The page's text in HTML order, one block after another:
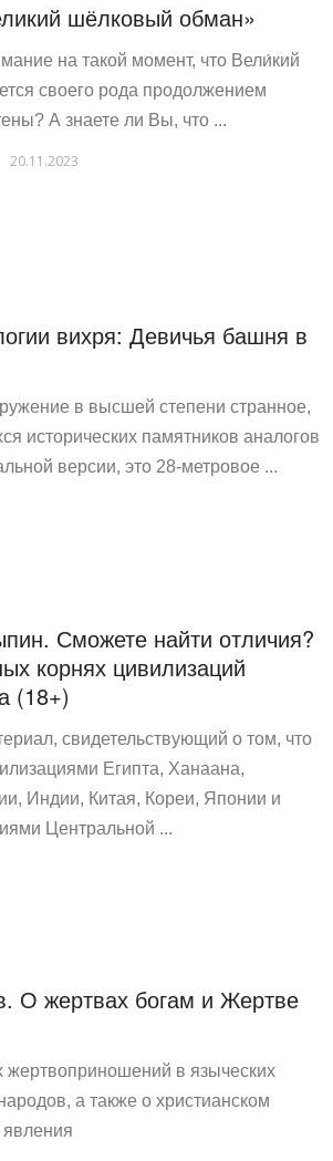
шёлковый обман»
на такой момент, что Вели́кий
своего рода продолжением
А знаете ли Вы, что ...
20.11.2023
вихря: Девичья башня в
в высшей степени странное,
исторических памятников аналогов
версии, это 28-метровое ...
Сможете найти отличия?
корнях цивилизаций
(18+)
свидетельствующий о том, что
Египта, Ханаана,
Индии, Китая, Кореи, Японии и
Центральной ...
О жертвах богам и Жертве
жертвоприношений в языческих
а также о христианском